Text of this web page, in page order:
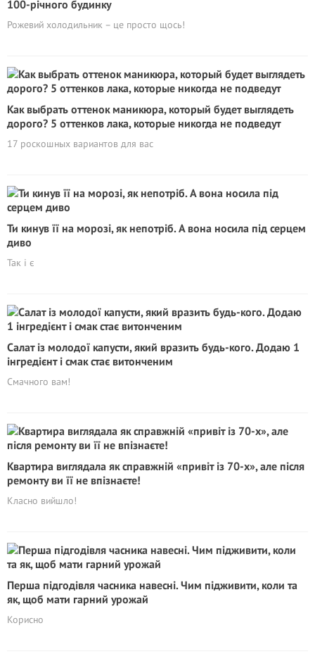
100-річного будинку
Рожевий холодильник – це просто щось!
Как выбрать оттенок маникюра, который будет выглядеть
дорого? 5 оттенков лака, которые никогда не подведут
17 роскошных вариантов для вас
Ти кинув її на морозі, як непотріб. А вона носила під серцем
диво
Так і є
Салат із молодої капусти, який вразить будь-кого. Додаю 1
інгредієнт і смак стає витонченим
Смачного вам!
Квартира виглядала як справжній «привіт із 70-х», але після
ремонту ви її не впізнаєте!
Класно вийшло!
Перша підгодівля часника навесні. Чим підживити, коли та
як, щоб мати гарний урожай
Корисно